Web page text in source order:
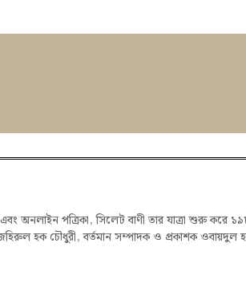
এবং অনলাইন পত্রিকা, সিলেট বাণী তার যাত্রা শুরু করে
জহিরুল হক চৌধুরী, বর্তমান সম্পাদক ও প্রকাশক ওবায়দুল